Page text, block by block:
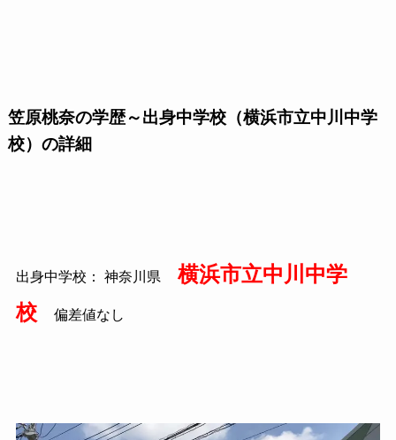
笠原桃奈の学歴～出身中学校（横浜市立中川中学
校）の詳細
出身中学校： 神奈川県
横浜市立中川中学
校
偏差値なし